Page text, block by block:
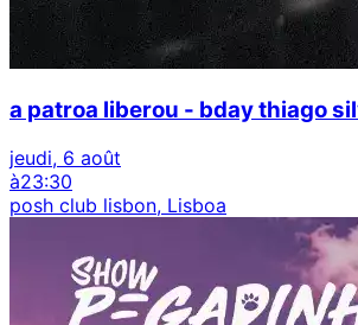
a patroa liberou - bday thiago
jeudi, 6 août
à23:30
posh club lisbon, Lisboa